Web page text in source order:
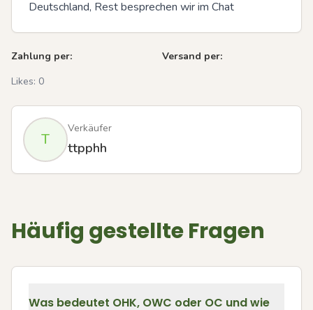
Deutschland, Rest besprechen wir im Chat
Zahlung per:
Versand per:
Likes: 0
T
Verkäufer
ttpphh
Häufig gestellte Fragen
Was bedeutet OHK, OWC oder OC und wie